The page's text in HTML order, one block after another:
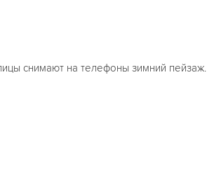
снимают на телефоны зимний пейзаж.